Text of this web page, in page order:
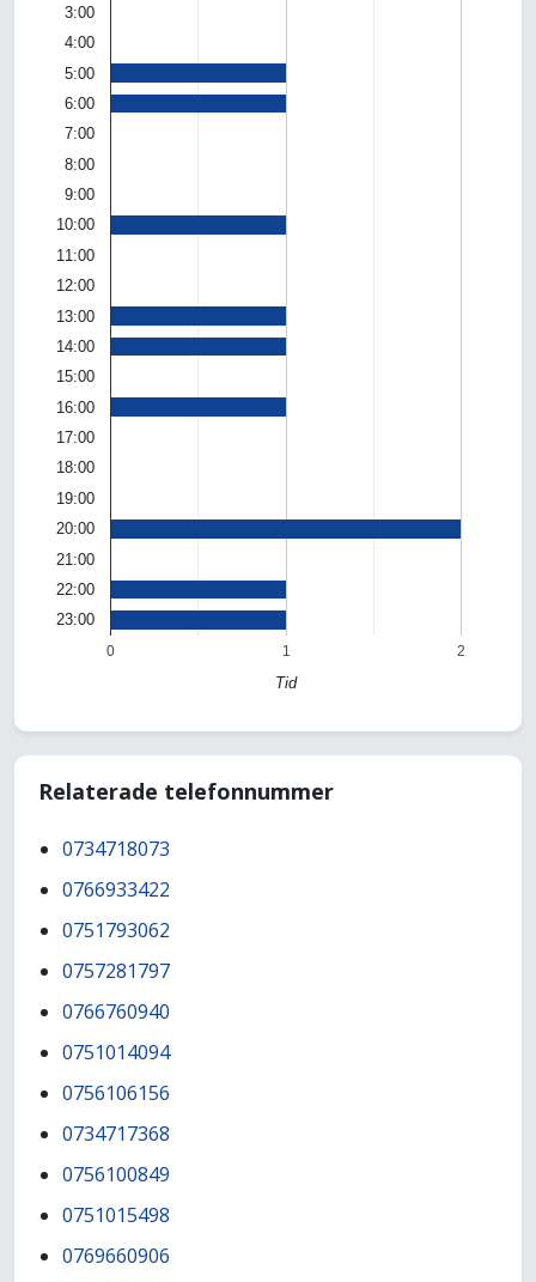
0 1 2
3:00
4:00
5:00
6:00
7:00
8:00
9:00
10:00
11:00
12:00
13:00
14:00
15:00
16:00
17:00
18:00
19:00
20:00
21:00
22:00
23:00
Tid
Relaterade telefonnummer
0734718073
0766933422
0751793062
0757281797
0766760940
0751014094
0756106156
0734717368
0756100849
0751015498
0769660906